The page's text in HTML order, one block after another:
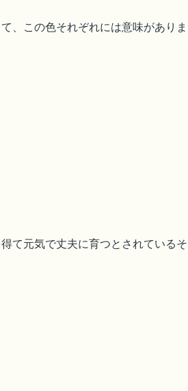
、この色それぞれには意味がありま
て元気で丈夫に育つとされているそ